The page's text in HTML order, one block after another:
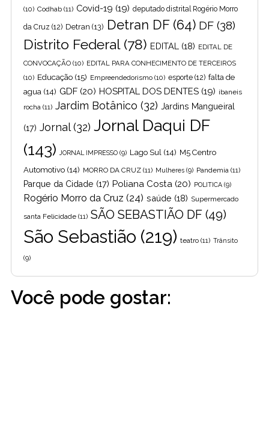
(10) Codhab (11) Covid-19 (19) deputado distrital Rogério Morro
da Cruz (12) Detran (13) Detran DF(64) DF (38)
Distrito Federal(78) EDITAL (18) EDITAL DE
CONVOCAÇÃO (10) EDITAL PARA CONHECIMENTO DE TERCEIROS
(10) Educação (15) Empreendedorismo (10) esporte (12) falta de
agua (14) GDF (20) HOSPITAL DOS DENTES (19) ibaneis
rocha (11) Jardim Botânico (32) Jardins Mangueiral
(17) Jornal(32) Jornal Daqui DF
(143)
JORNAL IMPRESSO (9) Lago Sul (14) M5 Centro
Automotivo (14) MORRO DA CRUZ (11) Mulheres (9) Pandemia (11)
Parque da Cidade (17) Poliana Costa (20) POLITICA (9)
Rogério Morro da Cruz (24) saúde (18) Supermercado
santa Felicidade (11) SÃO SEBASTIÃO DF (49)
São Sebastião (219) teatro (11) Trânsito
(9)
Você pode gostar: